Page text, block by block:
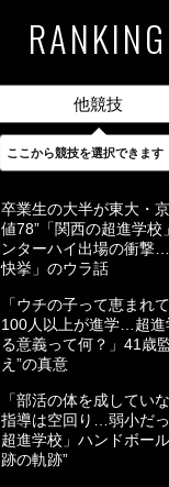
RANKING
他競技
最新 24時間
卒業生の大半が東大・
値78”「関西の超進学校
ンターハイ出場の衝撃
快挙」のウラ話
「ウチの子って恵まれ
100人以上が進学…超進
る意義って何？」41歳
え”の真意
「部活の体を成してい
指導は空回り…弱小だ
超進学校」ハンドボー
跡の軌跡”
ここから競技を選択できます